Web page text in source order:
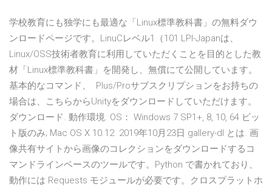
学校教育にも独学にも最適な「Linux標準教科書」の無料ダウ
ンロードページです。LinuCレベル1（101 LPI-Japanは、
Linux/OSS技術者教育に利用していただくことを目的とした教
材「Linux標準教科書」を開発し、無償にて公開しています。
基本的なコマンド、 Plus/Proサブスクリプションをお持ちの
場合は、こちらからUnityをダウンロードしていただけます。
ダウンロード. 動作環境. OS： Windows 7 SP1+, 8, 10, 64 ビッ
ト版のみ; Mac OS X 10.12 2019年10月23日 gallery-dl とは. 画
像共有サイトから画像のコレクションをダウンロードするコ
マンドラインベースのツールです。Python で書かれており、
動作には Requests モジュールが必要です。クロスプラットホ